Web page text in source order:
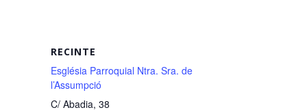
RECINTE
Església Parroquial Ntra. Sra. de
l’Assumpció
C/ Abadia, 38